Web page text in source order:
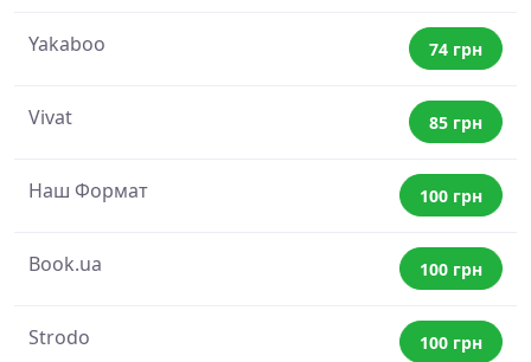
Yakaboo 74 грн
Vivat 85 грн
Наш Формат 100 грн
Book.ua 100 грн
Strodo 100 грн